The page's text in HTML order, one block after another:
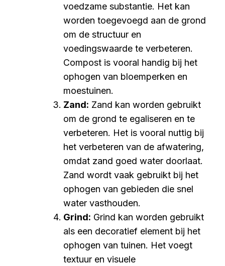
voedzame substantie. Het kan
worden toegevoegd aan de grond
om de structuur en
voedingswaarde te verbeteren.
Compost is vooral handig bij het
ophogen van bloemperken en
moestuinen.
Zand: Zand kan worden gebruikt
om de grond te egaliseren en te
verbeteren. Het is vooral nuttig bij
het verbeteren van de afwatering,
omdat zand goed water doorlaat.
Zand wordt vaak gebruikt bij het
ophogen van gebieden die snel
water vasthouden.
Grind: Grind kan worden gebruikt
als een decoratief element bij het
ophogen van tuinen. Het voegt
textuur en visuele